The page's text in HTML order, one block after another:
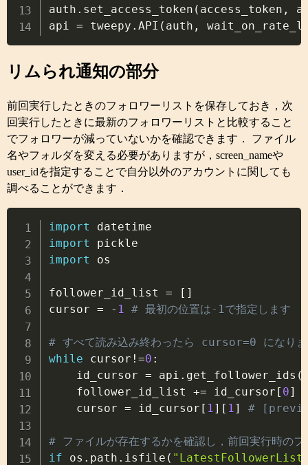
auth . set_access_token ( access_token ,
api = tweepy . API ( auth ,
リムられ通知の部分
前回実行したときのフォロワーリストを保存しておき，次
回実行したときに最新のフォロワーリストと比較すること
でフォロワーが減っていないかを確認できます． ファイル
名やフォルダを変える必要がありますが，screen_nameや
user_idを指定することで自分以外のアカウントに関しても
調べることができます．
import
import
import os
follower_id_list = [ ]
cursor = - 1 # 最初の位置は-1で指定します
# すべて読み込み終わったら cursor=0 になり
while cursor !=0 :
    id_cursor
= api . get_follower_ids (
    follower_id_list
+= id_cursor [ 0]
    cursor
= id_cursor [ 1 ] [ 1 ] #
# ファイルが存在するかを確認し，前回実行時の
if os . path . isfile (